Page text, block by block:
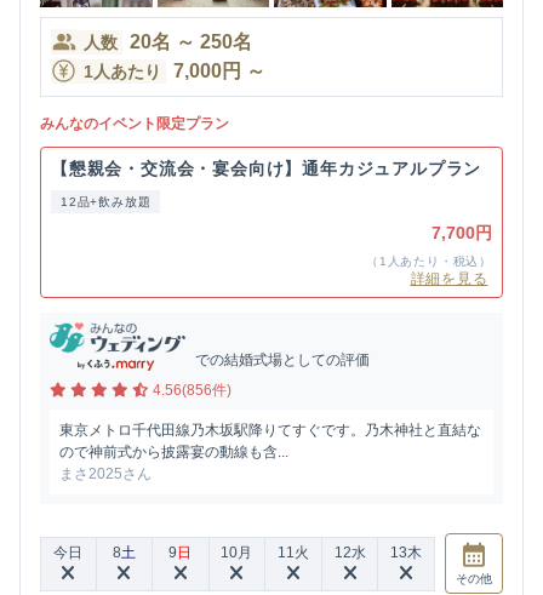
人数 20名 ～ 250名
1人あたり 7,000円 ～
みんなのイベント限定プラン
【懇親会・交流会・宴会向け】通年カジュアルプラン
12品+飲み放題
7,700円
（1人あたり・税込）
詳細を見る
での結婚式場としての評価
4.56(856件)
東京メトロ千代田線乃木坂駅降りてすぐです。乃木神社と直結な
ので神前式から披露宴の動線も含...
まさ2025さん
今日 8土 9 日 10月 11 火 12水 13木
その他